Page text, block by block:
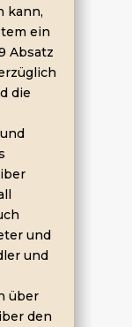
kann,
ein
Absatz
die
und
und
über
den